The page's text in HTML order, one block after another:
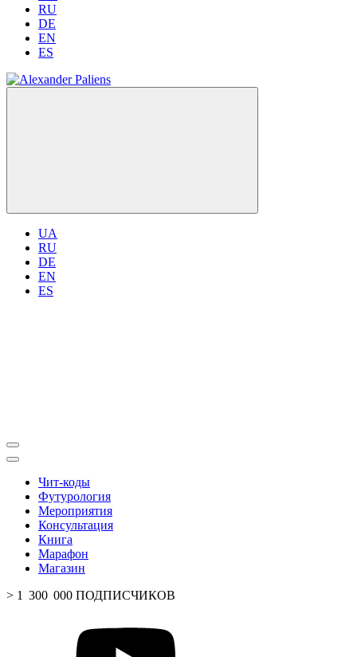
RU
DE
EN
ES
UA
RU
DE
EN
ES
Чит-коды
Футурология
Мероприятия
Консультация
Книга
Марафон
Магазин
> 1 300 000 ПОДПИСЧИКОВ